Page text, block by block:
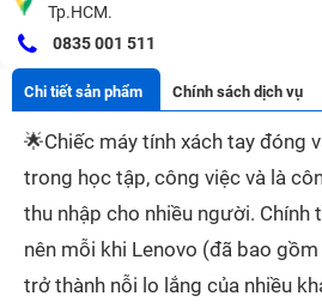
Tp.HCM.
0835 001 511
Chi tiết sản phẩm Chính sách dịch vụ
🌟Chiếc máy tính xách tay đóng
trong học tập, công việc và là
thu nhập cho nhiều người. Chính
nên mỗi khi Lenovo (đã bao
trở thành nỗi lo lắng của nhiều